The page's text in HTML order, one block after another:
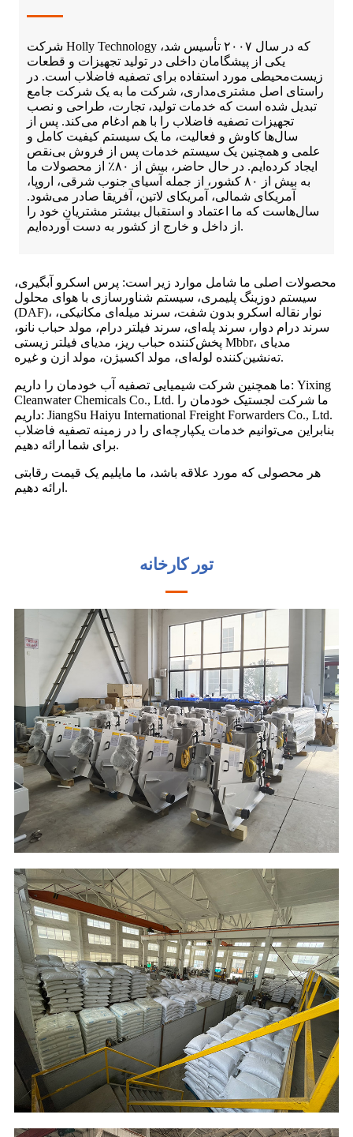
شرکت Holly Technology که در سال ۲۰۰۷ تأسیس شد،
یکی از پیشگامان داخلی در تولید تجهیزات و قطعات
زیست‌محیطی مورد استفاده برای تصفیه فاضلاب است. در
راستای اصل مشتری‌مداری، شرکت ما به یک شرکت جامع
تبدیل شده است که خدمات تولید، تجارت، طراحی و نصب
تجهیزات تصفیه فاضلاب را با هم ادغام می‌کند. پس از
سال‌ها کاوش و فعالیت، ما یک سیستم کیفیت کامل و
علمی و همچنین یک سیستم خدمات پس از فروش بی‌نقص
ایجاد کرده‌ایم. در حال حاضر، بیش از ۸۰٪ از محصولات ما
به بیش از ۸۰ کشور، از جمله آسیای جنوب شرقی، اروپا،
آمریکای شمالی، آمریکای لاتین، آفریقا صادر می‌شود.
سال‌هاست که ما اعتماد و استقبال بیشتر مشتریان خود را
از داخل و خارج از کشور به دست آورده‌ایم.
محصولات اصلی ما شامل موارد زیر است: پرس اسکرو آبگیری،
سیستم دوزینگ پلیمری، سیستم شناورسازی با هوای محلول
(DAF)، نوار نقاله اسکرو بدون شفت، سرند میله‌ای مکانیکی،
سرند درام دوار، سرند پله‌ای، سرند فیلتر درام، مولد حباب نانو،
پخش‌کننده حباب ریز، مدیای فیلتر زیستی Mbbr، مدیای
ته‌نشین‌کننده لوله‌ای، مولد اکسیژن، مولد ازن و غیره.
ما همچنین شرکت شیمیایی تصفیه آب خودمان را داریم: Yixing
Cleanwater Chemicals Co., Ltd. ما شرکت لجستیک خودمان را
داریم: JiangSu Haiyu International Freight Forwarders Co., Ltd.
بنابراین می‌توانیم خدمات یکپارچه‌ای را در زمینه تصفیه فاضلاب
برای شما ارائه دهیم.
هر محصولی که مورد علاقه باشد، ما مایلیم یک قیمت رقابتی
ارائه دهیم.
تور کارخانه